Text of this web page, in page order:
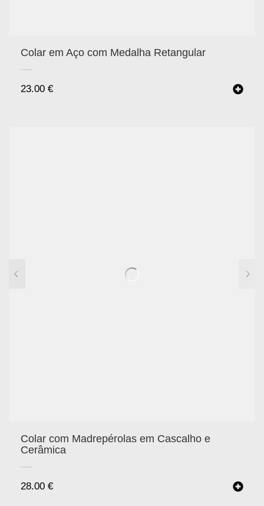
Colar em Aço com Medalha Retangular
23.00 €
Colar com Madrepérolas em Cascalho e
Cerâmica
28.00 €